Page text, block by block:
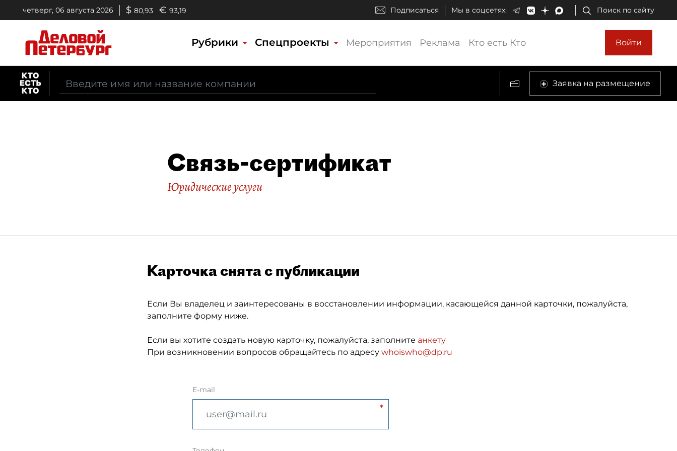
четверг, 06 августа 2026 $ 80,93 € 93,19 Подписаться Мы в соцсетях: Поиск по сайту
Рубрики Спецпроекты Мероприятия Реклама Кто есть Кто Войти
Заявка на размещение
Связь-сертификат
Юридические услуги
Карточка снята с публикации
Если Вы владелец и заинтересованы в восстановлении информации, касающейся данной карточки, пожалуйста,
заполните форму ниже.
Если вы хотите создать новую карточку, пожалуйста, заполните анкету
При возникновении вопросов обращайтесь по адресу whoiswho@dp.ru
E-mail